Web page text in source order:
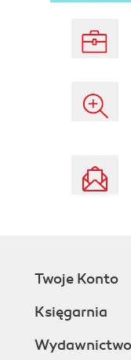
Twoje Konto
Księgarnia